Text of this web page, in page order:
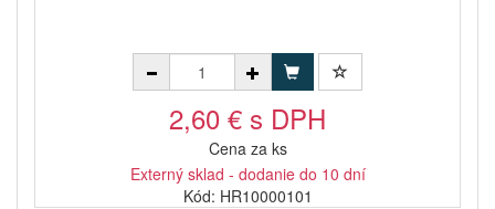
2,60 € s DPH
Cena za ks
Externý sklad - dodanie do 10 dní
Kód: HR10000101